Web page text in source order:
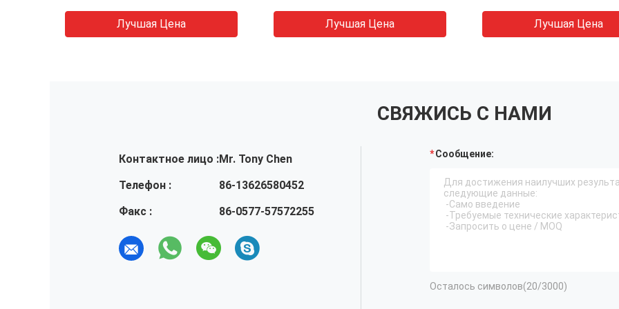
Лучшая Цена Лучшая Цена Лучшая Цена
СВЯЖИСЬ С НАМИ
Контактное лицо :Mr. Tony Chen
Телефон :
86-13626580452
Факс :
86-0577-57572255
Сообщение:
Осталось символов(20/3000)